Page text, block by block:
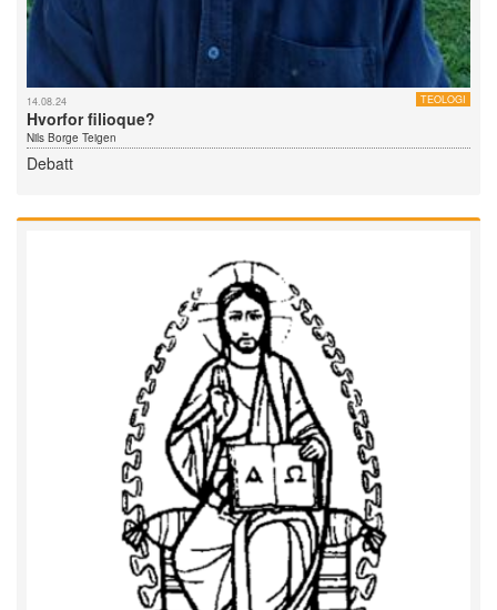
14.08.24 TEOLOGI
Hvorfor filioque?
Nils Borge Teigen
Debatt